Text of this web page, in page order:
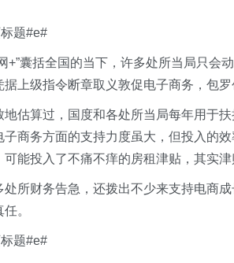
题#e#
+”囊括全国的当下，许多处所当局只会
据上级指令断章取义敦促电子商务，包
地估算过，国度和各处所当局每年用于
子商务方面的支持力度虽大，但投入的
可能投入了不痛不痒的房租津贴，其实
处所财务告急，还拨出不少来支持电商
。
题#e#